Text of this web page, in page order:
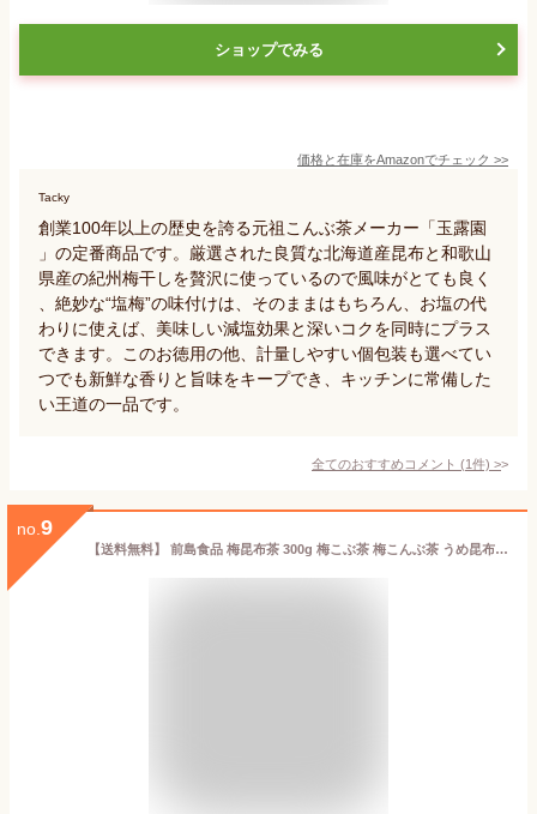
ショップでみる
価格と在庫をAmazonでチェック >>
Tacky
創業100年以上の歴史を誇る元祖こんぶ茶メーカー「玉露園
」の定番商品です。厳選された良質な北海道産昆布と和歌山
県産の紀州梅干しを贅沢に使っているので風味がとても良く
、絶妙な“塩梅”の味付けは、そのままはもちろん、お塩の代
わりに使えば、美味しい減塩効果と深いコクを同時にプラス
できます。このお徳用の他、計量しやすい個包装も選べてい
つでも新鮮な香りと旨味をキープでき、キッチンに常備した
い王道の一品です。
全てのおすすめコメント (1件) >
no. 9
【送料無料】 前島食品 梅昆布茶 300g 梅こぶ茶 梅こんぶ茶 うめ昆布茶 こんぶちゃ 業務用 粉末 国産 北海道産昆布 ゆうパケットで発送 送料無料